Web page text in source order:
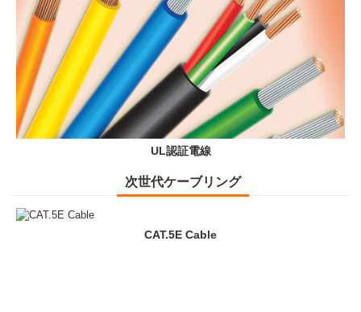
UL認証電線
次世代ケーブリング
CAT.5E Cable